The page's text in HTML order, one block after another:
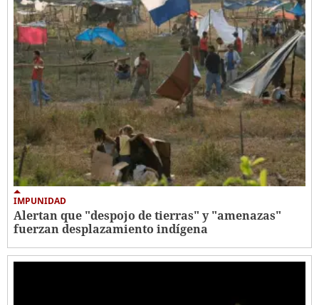
IMPUNIDAD
Alertan que "despojo de tierras" y "amenazas"
fuerzan desplazamiento indígena